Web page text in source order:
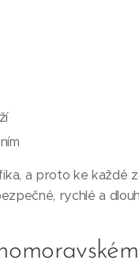
a proto ke každé
rychlé a